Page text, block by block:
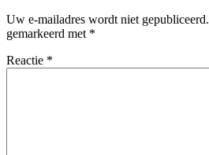
Uw e-mailadres wordt niet gepubliceerd.
gemarkeerd met *
Reactie *